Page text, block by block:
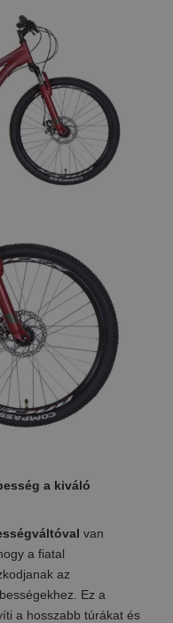
a kiváló
van
a fiatal
az
Ez a
a hosszabb túrákat és